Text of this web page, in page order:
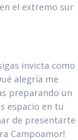
el extremo sur
invicta como
alegría me
preparando un
espacio en tu
de presentarte
Campoamor!